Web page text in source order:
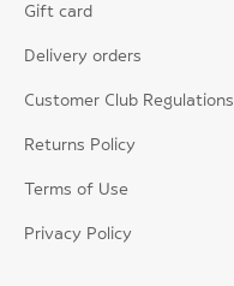
Gift card
Delivery orders
Customer Club Regulations
Returns Policy
Terms of Use
Privacy Policy